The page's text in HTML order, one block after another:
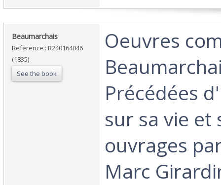
‎Beaumarchais‎
Reference : R240164046
(1835)
See the book
‎Oeuvres
Précédées
sur sa vie et
ouvrages
Marc